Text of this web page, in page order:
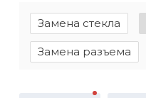
Замена стекла
Замена разъема